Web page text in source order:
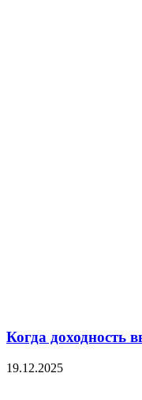
Когда доходность
19.12.2025